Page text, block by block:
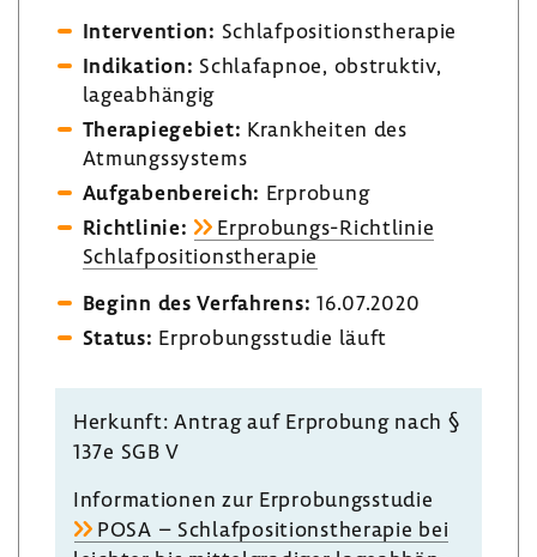
Inter­ven­tion: Schlaf­po­si­ti­ons­the­rapie
Indi­ka­tion: Schlaf­apnoe, obstruktiv,
lage­ab­hängig
Thera­pie­ge­biet: Krank­heiten des
Atmungs­sys­tems
Aufga­ben­be­reich: Erpro­bung
Richt­linie:
Erprobungs-​Richtlinie
Schlaf­po­si­ti­ons­the­rapie
Beginn des Verfah­rens: 16.07.2020
Status: Erpro­bungs­studie läuft
Herkunft: Antrag auf Erpro­bung nach §
137e SGB V
Infor­ma­tionen zur Erpro­bungs­studie
POSA – Schlaf­po­si­ti­ons­the­rapie bei